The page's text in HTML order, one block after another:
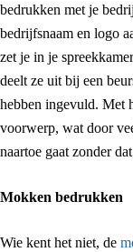
bedrukken met je
bedrijfsnaam en logo
zet je in je
deelt ze uit bij een
hebben ingevuld. Met
voorwerp, wat door
naartoe gaat zonder
Mokken bedrukken
Wie kent het niet, de